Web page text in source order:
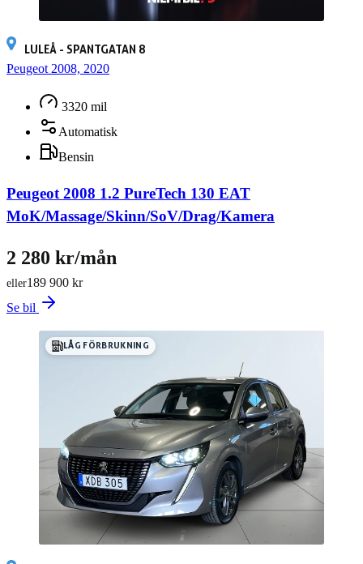
LULEÅ - SPANTGATAN 8
Peugeot 2008, 2020
3320 mil
Automatisk
Bensin
Peugeot 2008 1.2 PureTech 130 EAT
MoK/Massage/Skinn/SoV/Drag/Kamera
189 900 kr
eller
2 280 kr/mån
Se bil
LÅG FÖRBRUKNING